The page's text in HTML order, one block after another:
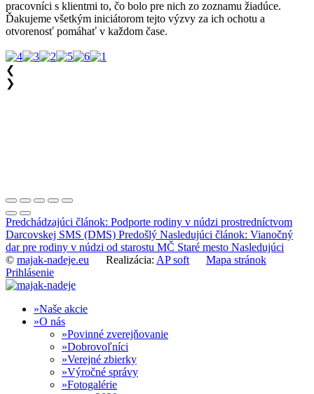
pracovníci s klientmi to, čo bolo pre nich zo zoznamu žiadúce.
Ďakujeme všetkým iniciátorom tejto výzvy za ich ochotu a
otvorenosť pomáhať v každom čase.
❮
❯
Predchádzajúci článok: Podporte rodiny v núdzi prostredníctvom
Darcovskej SMS (DMS) Predošlý Nasledujúci článok: Vianočný
dar pre rodiny v núdzi od starostu MČ Staré mesto Nasledujúci
© majak-nadeje.eu Realizácia: AP soft
Mapa stránok
Prihlásenie
Naše akcie
O nás
Povinné zverejňovanie
Dobrovoľníci
Verejné zbierky
Výročné správy
Fotogalérie